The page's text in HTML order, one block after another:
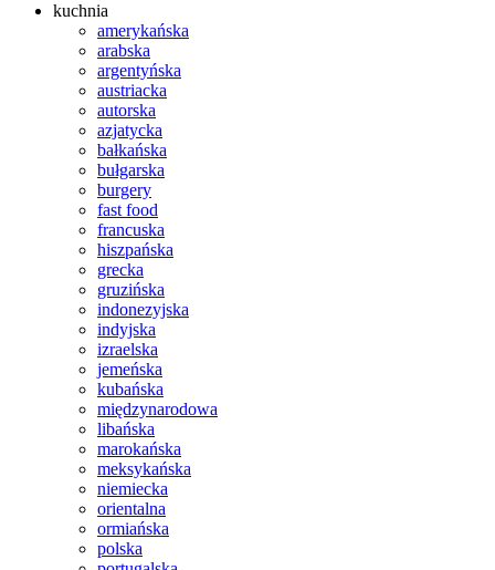
kuchnia
amerykańska
arabska
argentyńska
austriacka
autorska
azjatycka
bałkańska
bułgarska
burgery
fast food
francuska
hiszpańska
grecka
gruzińska
indonezyjska
indyjska
izraelska
jemeńska
kubańska
międzynarodowa
libańska
marokańska
meksykańska
niemiecka
orientalna
ormiańska
polska